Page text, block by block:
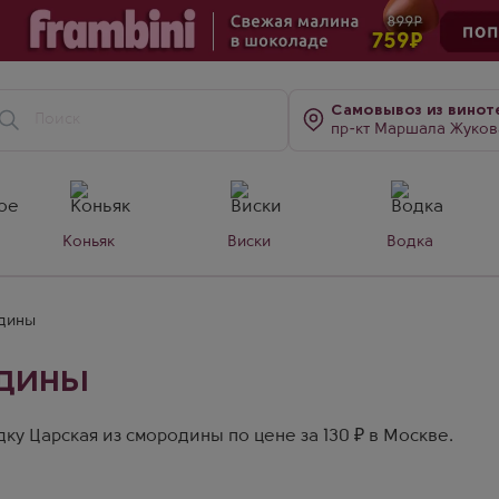
Самовывоз из
пр-кт Маршала Жукова, д.
Коньяк Виски Водка
Царская из смородины по цене за 130 ₽ в Москве.